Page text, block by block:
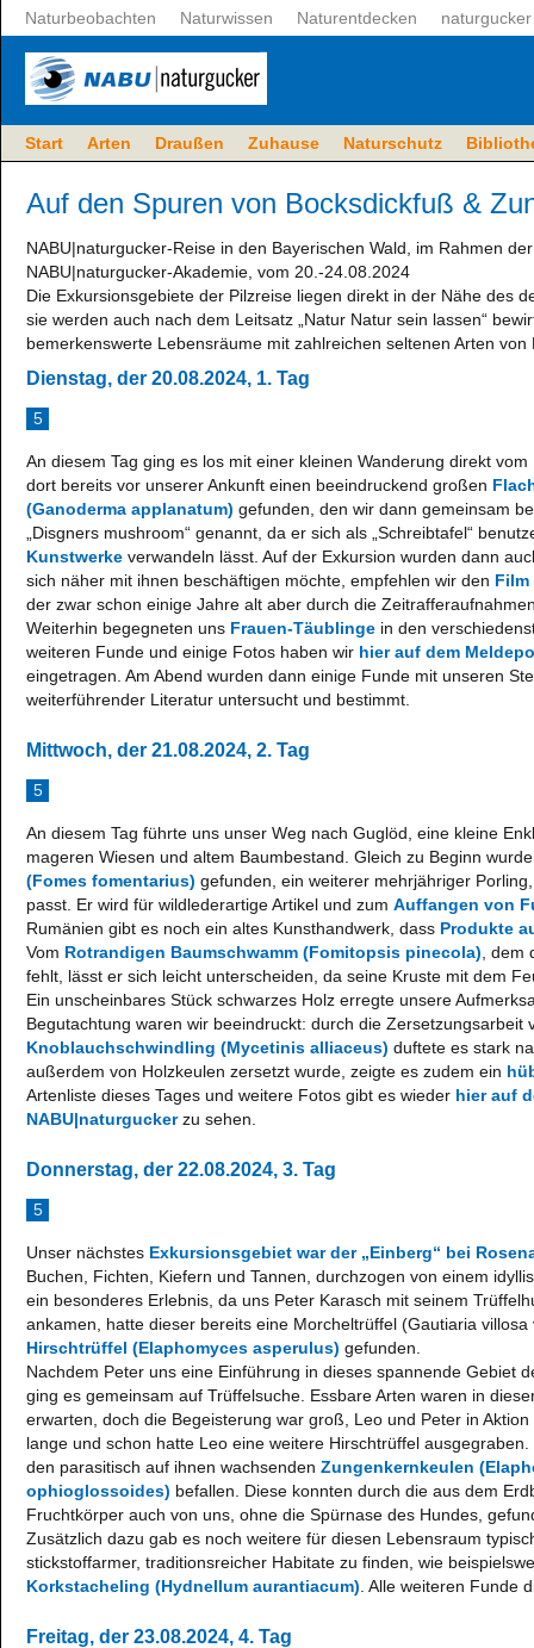
Start Arten Draußen Zuhause Naturschutz
Naturbeobachten Naturwissen Naturentdecken
Auf den Spuren von Bocksdickfuß &
NABU|naturgucker-Reise in den Bayerischen Wald, im Rahmen
NABU|naturgucker-Akademie, vom 20.-24.08.2024
Die Exkursionsgebiete der Pilzreise liegen direkt in der Nähe des
sie werden auch nach dem Leitsatz „Natur Natur sein lassen“
bemerkenswerte Lebensräume mit zahlreichen seltenen Arten von
Dienstag, der 20.08.2024, 1. Tag
5
An diesem Tag ging es los mit einer kleinen Wanderung direkt
dort bereits vor unserer Ankunft einen beeindruckend großen
(Ganoderma applanatum) gefunden, den wir dann gemeinsam
„Disgners mushroom“ genannt, da er sich als „Schreibtafel“
Kunstwerke verwandeln lässt. Auf der Exkursion wurden dann
sich näher mit ihnen beschäftigen möchte, empfehlen wir den Film
der zwar schon einige Jahre alt aber durch die
Weiterhin begegneten uns Frauen-Täublinge in den
weiteren Funde und einige Fotos haben wir hier auf dem
eingetragen. Am Abend wurden dann einige Funde mit unseren
weiterführender Literatur untersucht und bestimmt.
Mittwoch, der 21.08.2024, 2. Tag
5
An diesem Tag führte uns unser Weg nach Guglöd, eine kleine
mageren Wiesen und altem Baumbestand. Gleich zu Beginn
(Fomes fomentarius) gefunden, ein weiterer mehrjähriger
passt. Er wird für wildlederartige Artikel und zum Auffangen von
Rumänien gibt es noch ein altes Kunsthandwerk, dass Produkte
Vom Rotrandigen Baumschwamm (Fomitopsis pinecola) ,
fehlt, lässt er sich leicht unterscheiden, da seine Kruste mit dem
Ein unscheinbares Stück schwarzes Holz erregte unsere
Begutachtung waren wir beeindruckt: durch die Zersetzungsarbeit
Knoblauchschwindling (Mycetinis alliaceus) duftete es stark
außerdem von Holzkeulen zersetzt wurde, zeigte es zudem ein
Artenliste dieses Tages und weitere Fotos gibt es wieder hier auf
NABU|naturguckerzu sehen.
Donnerstag, der 22.08.2024, 3. Tag
5
Unser nächstes Exkursionsgebiet war der „Einberg“ bei
Buchen, Fichten, Kiefern und Tannen, durchzogen von einem
ein besonderes Erlebnis, da uns Peter Karasch mit seinem
ankamen, hatte dieser bereits eine Morcheltrüffel (Gautiaria
Hirschtrüffel (Elaphomyces asperulus) gefunden.
Nachdem Peter uns eine Einführung in dieses spannende Gebiet
ging es gemeinsam auf Trüffelsuche. Essbare Arten waren in
erwarten, doch die Begeisterung war groß, Leo und Peter in
lange und schon hatte Leo eine weitere Hirschtrüffel
den parasitisch auf ihnen wachsenden Zungenkernkeulen
ophioglossoides) befallen. Diese konnten durch die aus dem
Fruchtkörper auch von uns, ohne die Spürnase des Hundes,
Zusätzlich dazu gab es noch weitere für diesen Lebensraum
stickstoffarmer, traditionsreicher Habitate zu finden, wie
Korkstacheling (Hydnellum aurantiacum) . Alle weiteren Funde
Freitag, der 23.08.2024, 4. Tag